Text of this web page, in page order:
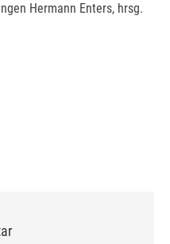
Hermann Enters, hrsg.